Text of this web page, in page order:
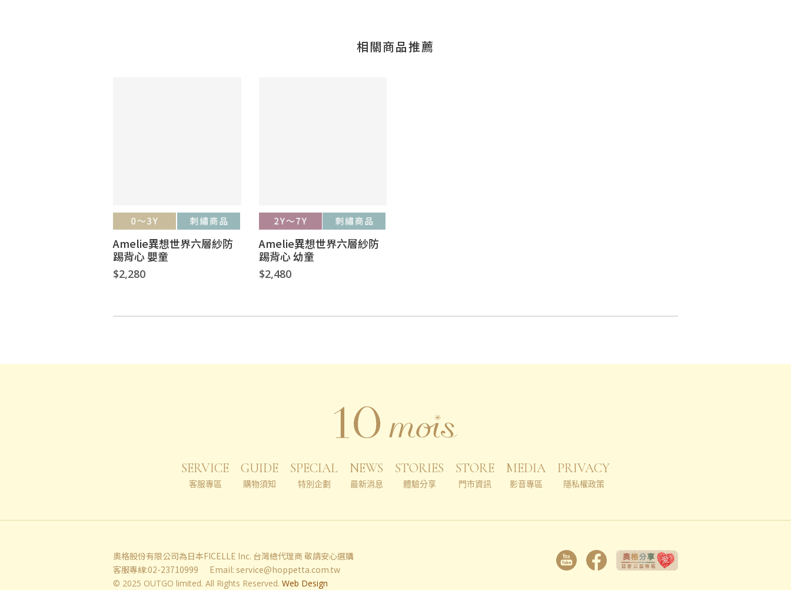
相關商品推薦
Amelie異想世界六層紗防
踢背心 嬰童
$2,280
Amelie異想世界六層紗防
踢背心 幼童
$2,480
SERVICE
客服專區
GUIDE
購物須知
SPECIAL
特別企劃
NEWS
最新消息
STORIES
體驗分享
STORE
門市資訊
MEDIA
影音專區
PRIVACY
隱私權政策
奧格股份有限公司為日本FICELLE Inc. 台灣總代理商 敬請安心選購
客服專線:02-23710999
Email: service@hoppetta.com.tw
© 2025 OUTGO limited. All Rights Reserved. Web Design